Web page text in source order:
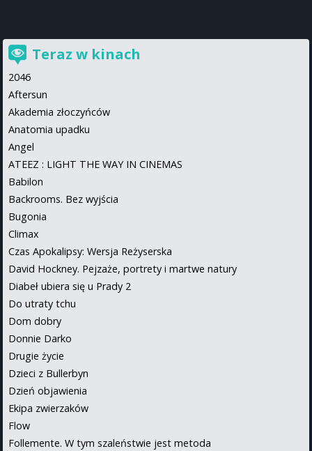
Teraz w kinach
2046
Aftersun
Akademia złoczyńców
Anatomia upadku
Angel
ATEEZ : LIGHT THE WAY IN CINEMAS
Babilon
Backrooms. Bez wyjścia
Bugonia
Climax
Czas Apokalipsy: Wersja Reżyserska
David Hockney. Pejzaże, portrety i martwe natury
Diabeł ubiera się u Prady 2
Do utraty tchu
Dom dobry
Donnie Darko
Drugie życie
Dzieci z Bullerbyn
Dzień objawienia
Ekipa zwierzaków
Flow
Follemente. W tym szaleństwie jest metoda